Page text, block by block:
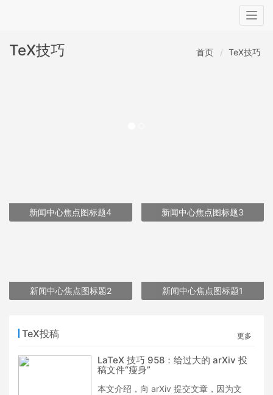
TeX技巧 首页 TeX技巧
新闻中心焦点图标题4 新闻中心焦点图标题3
新闻中心焦点图标题2 新闻中心焦点图标题1
TeX投稿 更多
LaTeX 技巧 958：给过大的 arXiv 投
稿文件“瘦身”
本文介绍，向 arXiv 提交文章，因为文